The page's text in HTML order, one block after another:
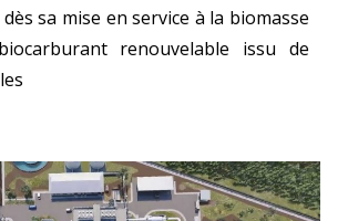
sa mise en service à la biomasse
renouvelable issu de